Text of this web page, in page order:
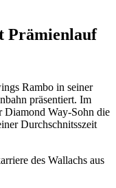
Prämienlauf
Rambo in seiner
präsentiert. Im
Diamond Way-Sohn die
Durchschnitsszeit
des Wallachs aus